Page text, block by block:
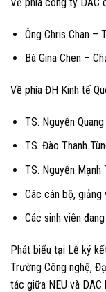
Ông Chris Chan –
Bà Gina Chen –
Về phía ĐH Kinh tế
TS. Nguyễn
TS. Đào Thanh
TS. Nguyễn Mạnh
Các cán bộ, giảng
Các sinh viên
Phát biểu tại Lễ ký
Trường Công nghệ,
tác giữa NEU và